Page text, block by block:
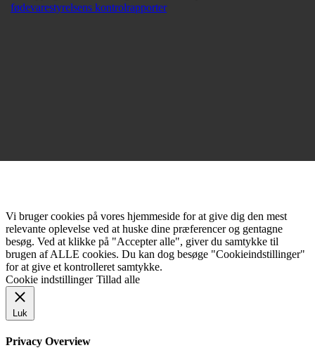
fødevarestyrelsens kontrolrapporter
Vi bruger cookies på vores hjemmeside for at give dig den mest
relevante oplevelse ved at huske dine præferencer og gentagne
besøg. Ved at klikke på "Accepter alle", giver du samtykke til
brugen af ALLE cookies. Du kan dog besøge "Cookieindstillinger"
for at give et kontrolleret samtykke.
Cookie indstillinger Tillad alle
Luk
Privacy Overview